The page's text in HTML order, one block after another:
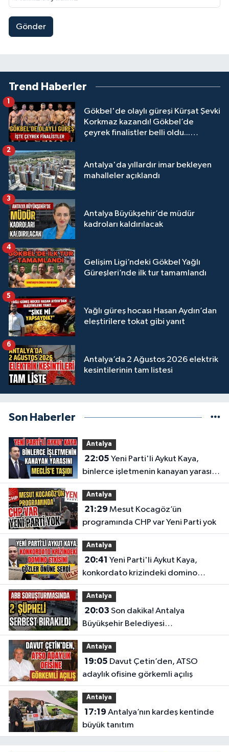
Gönder
Trend Haberler
Gökbel'de olaylı güreşi Kürşat Şevki
Korkmaz kazandı! Gökbel’de
çeyrek finalistler belli oldu...
1
Antalya'da yıllardır imar bekleyen
mahalleler açıklandı
2
Antalya Büyükşehir’de müdür
kadroları kaldırılacak
3
Gelişim Ligi’ndeki Gökbel Yağlı
Güreşleri’nde ilk tur tamamlandı
4
Yağlı güreş hocası Hasan Aydın’dan
eleştirilere tokat gibi yanıt
5
Antalya’da 2 Ağustos 2026 elektrik
kesintilerinin tam listesi
6
Son Haberler
Antalya
22:05
binlerce işletmenin kanayan yarasını
Meclis'e taşıdı
Antalya
21:29
programında CHP var Yeni Parti yok
Antalya
20:41
konkordato krizindeki domino
etkisini gözler önüne serdi
Antalya
20:03
Büyükşehir Belediyesi
soruşturmasında 2 şüpheli serbest
bırakıldı
Antalya
19:05
adaylık ofisine görkemli açılış
Antalya
17:19
büyük tanıtım